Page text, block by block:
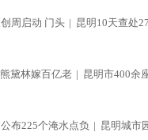
周启动 门头 | 昆明10天查处
黛林嫁百亿老 | 昆明市400余
布225个淹水点负 | 昆明城市